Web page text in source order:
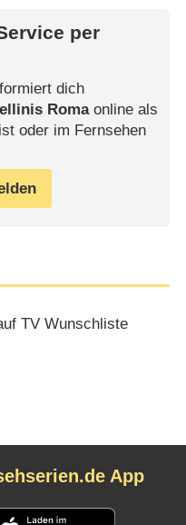
per
dich
Romaonline als
oder im Fernsehen
TV Wunschliste
App